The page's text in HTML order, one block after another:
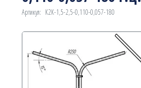
Артикул: К2К-1,5-2,5-0,110-0,057-180